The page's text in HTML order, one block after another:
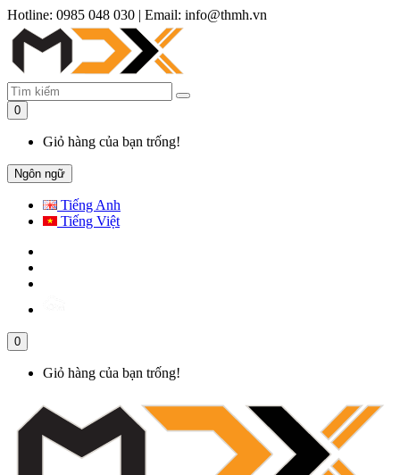
Hotline: 0985 048 030 | Email: info@thmh.vn
0
Giỏ hàng của bạn trống!
Ngôn ngữ
Tiếng Anh
Tiếng Việt
0
Giỏ hàng của bạn trống!